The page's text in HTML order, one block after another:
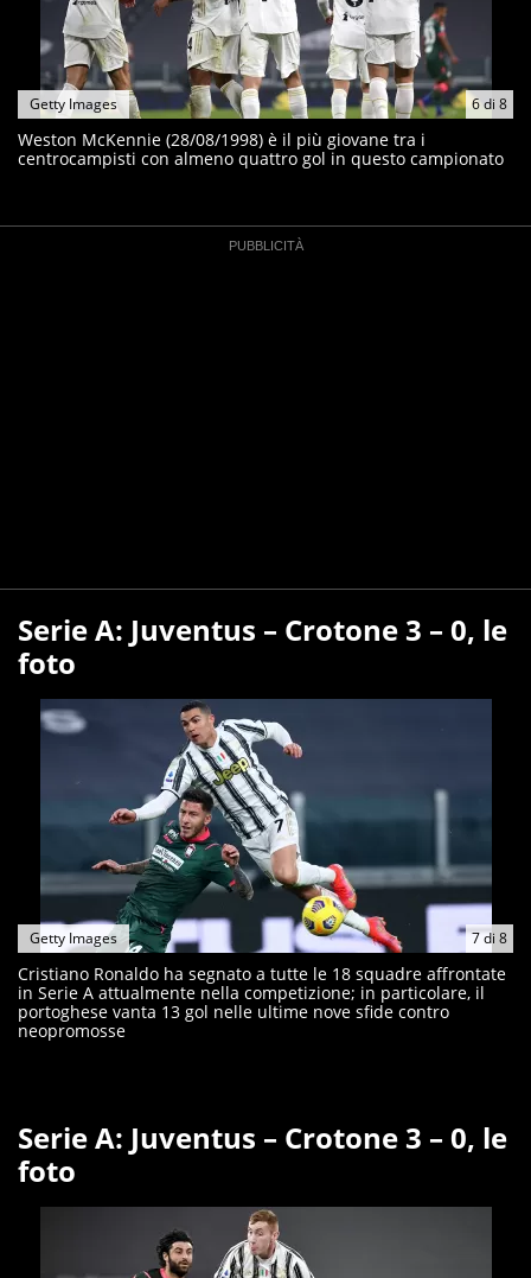
6di 8
Getty Images
Weston McKennie (28/08/1998) è il più giovane tra i
centrocampisti con almeno quattro gol in questo campionato
Serie A: Juventus – Crotone 3 – 0, le
foto
7di 8
Getty Images
Cristiano Ronaldo ha segnato a tutte le 18 squadre affrontate
in Serie A attualmente nella competizione; in particolare, il
portoghese vanta 13 gol nelle ultime nove sfide contro
neopromosse
Serie A: Juventus – Crotone 3 – 0, le
foto